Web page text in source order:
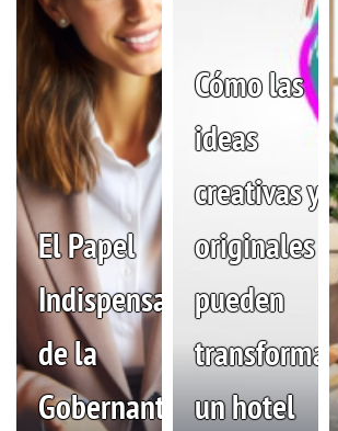
El Papel
Indispensable
de la
Gobernanta
Cómo las
ideas
creativas y
originales
pueden
transformar
un hotel